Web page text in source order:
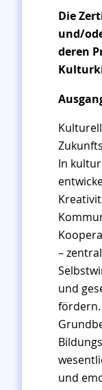
Die
und/
deren
In
–
und
fördern.
und